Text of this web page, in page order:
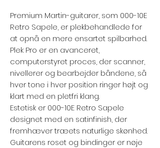
Premium Martin-guitarer, som 000-10E
Retro Sapele, er plekbehandlede for
at opnå en mere ensartet spilbarhed.
Plek Pro er en avanceret,
computerstyret proces, der scanner,
nivellerer og bearbejder båndene, så
hver tone i hver position ringer højt og
klart med en pletfri klang.
Estetisk er 000-10E Retro Sapele
designet med en satinfinish, der
fremhæver træets naturlige skønhed.
Guitarens roset og bindinger er nøje